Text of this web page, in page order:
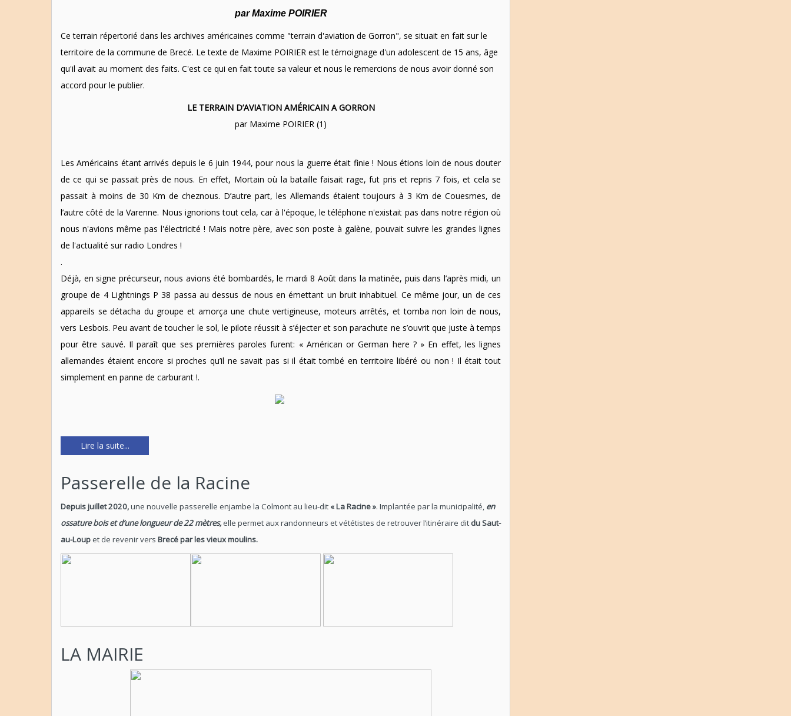
par Maxime POIRIER
Ce terrain répertorié dans les archives américaines comme "terrain d'aviation de Gorron", se situait en fait sur le
territoire de la commune de Brecé. Le texte de Maxime POIRIER est le témoignage d'un adolescent de 15 ans, âge
qu'il avait au moment des faits. C'est ce qui en fait toute sa valeur et nous le remercions de nous avoir donné son
accord pour le publier.
LE TERRAIN D’AVIATION AMÉRICAIN A GORRON
par Maxime POIRIER (1)
Les Américains étant arrivés depuis le 6 juin 1944, pour nous la guerre était finie ! Nous étions loin de nous douter
de ce qui se passait près de nous. En effet, Mortain où la bataille faisait rage, fut pris et repris 7 fois, et cela se
passait à moins de 30 Km de cheznous. D’autre part, les Allemands étaient toujours à 3 Km de Couesmes, de
l’autre côté de la Varenne. Nous ignorions tout cela, car à l'époque, le téléphone n'existait pas dans notre région où
nous n'avions même pas l'électricité ! Mais notre père, avec son poste à galène, pouvait suivre les grandes lignes
de l'actualité sur radio Londres !
.
Déjà, en signe précurseur, nous avions été bombardés, le mardi 8 Août dans la matinée, puis dans l’après midi, un
groupe de 4 Lightnings P 38 passa au dessus de nous en émettant un bruit inhabituel. Ce même jour, un de ces
appareils se détacha du groupe et amorça une chute vertigineuse, moteurs arrêtés, et tomba non loin de nous,
vers Lesbois. Peu avant de toucher le sol, le pilote réussit à s’éjecter et son parachute ne s’ouvrit que juste à temps
pour être sauvé. Il paraît que ses premières paroles furent: « Américan or German here ? » En effet, les lignes
allemandes étaient encore si proches qu’il ne savait pas si il était tombé en territoire libéré ou non ! Il était tout
simplement en panne de carburant !.
Lire la suite...
Passerelle de la Racine
Depuis juillet 2020,une nouvelle passerelle enjambe la Colmont au lieu-dit « La Racine ». Implantée par la municipalité, en
ossature bois et d’une longueur de 22 mètres,elle permet aux randonneurs et vététistes de retrouver l’itinéraire dit du Saut-
au-Loupet de revenir vers Brecé par les vieux moulins.
LA MAIRIE